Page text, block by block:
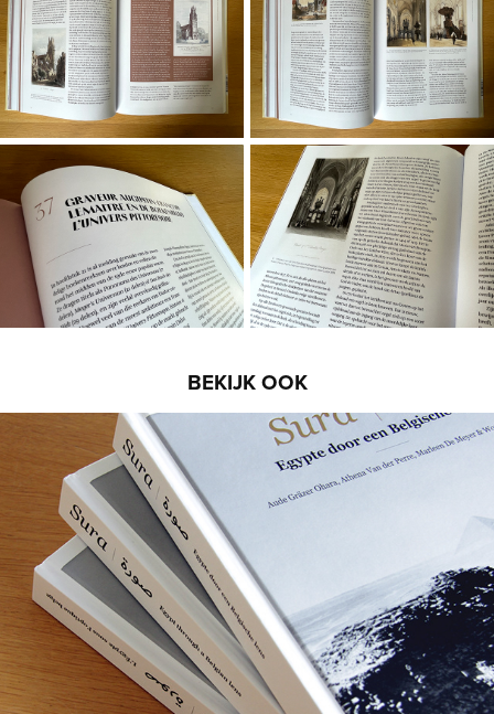
BEKIJK OOK
Sura - Egypte door een Belgische lens